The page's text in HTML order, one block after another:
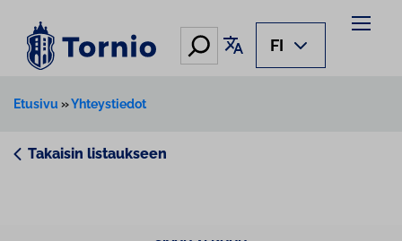
sisältöön
Hae Käännä sivu
FI
Etusivu »Yhteystiedot
Takaisin listaukseen